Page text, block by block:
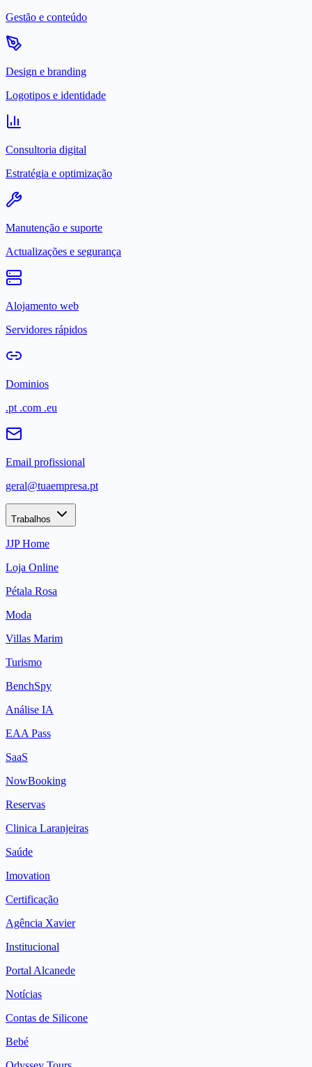
Gestão e conteúdo
Design e branding
Logotipos e identidade
Consultoria digital
Estratégia e optimização
Manutenção e suporte
Actualizações e segurança
Alojamento web
Servidores rápidos
Dominios
.pt .com .eu
Email profissional
geral@tuaempresa.pt
Trabalhos
JJP Home
Loja Online
Pétala Rosa
Moda
Villas Marim
Turismo
BenchSpy
Análise IA
EAA Pass
SaaS
NowBooking
Reservas
Clinica Laranjeiras
Saúde
Imovation
Certificação
Agência Xavier
Institucional
Portal Alcanede
Notícias
Contas de Silicone
Bebé